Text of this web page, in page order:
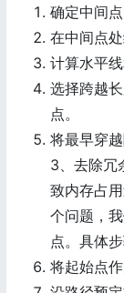
确定中间点
在中间点
计算水平
选择跨越
点。
将最早穿
3、去除冗
致内存占
个问题，
点。具体
将起始点作